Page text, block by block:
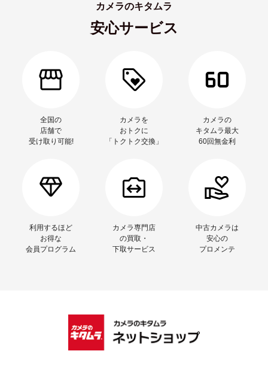
カメラのキタムラ
安心サービス
全国の
店舗で
受け取り可能!
カメラを
おトクに
「トクトク交換」
カメラの
キタムラ最大
60回無金利
利用するほど
お得な
会員プログラム
カメラ専門店
の買取・
下取サービス
中古カメラは
安心の
プロメンテ